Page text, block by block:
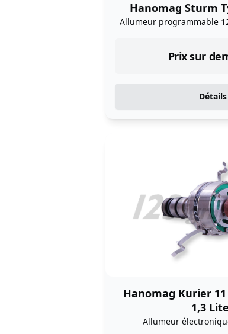
Hanomag Sturm
Allumeur programmable
Prix sur
Détails
Hanomag Kurier
1,3
Allumeur